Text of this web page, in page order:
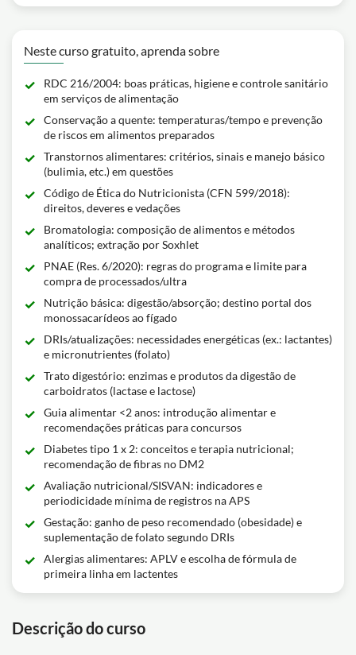
Neste curso gratuito, aprenda sobre
RDC 216/2004: boas práticas, higiene e controle sanitário
em serviços de alimentação
Conservação a quente: temperaturas/tempo e prevenção
de riscos em alimentos preparados
Transtornos alimentares: critérios, sinais e manejo básico
(bulimia, etc.) em questões
Código de Ética do Nutricionista (CFN 599/2018):
direitos, deveres e vedações
Bromatologia: composição de alimentos e métodos
analíticos; extração por Soxhlet
PNAE (Res. 6/2020): regras do programa e limite para
compra de processados/ultra
Nutrição básica: digestão/absorção; destino portal dos
monossacarídeos ao fígado
DRIs/atualizações: necessidades energéticas (ex.: lactantes)
e micronutrientes (folato)
Trato digestório: enzimas e produtos da digestão de
carboidratos (lactase e lactose)
Guia alimentar <2 anos: introdução alimentar e
recomendações práticas para concursos
Diabetes tipo 1 x 2: conceitos e terapia nutricional;
recomendação de fibras no DM2
Avaliação nutricional/SISVAN: indicadores e
periodicidade mínima de registros na APS
Gestação: ganho de peso recomendado (obesidade) e
suplementação de folato segundo DRIs
Alergias alimentares: APLV e escolha de fórmula de
primeira linha em lactentes
Descrição do curso